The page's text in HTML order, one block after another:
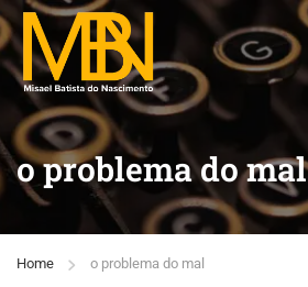
o problema do mal
Home o problema do mal